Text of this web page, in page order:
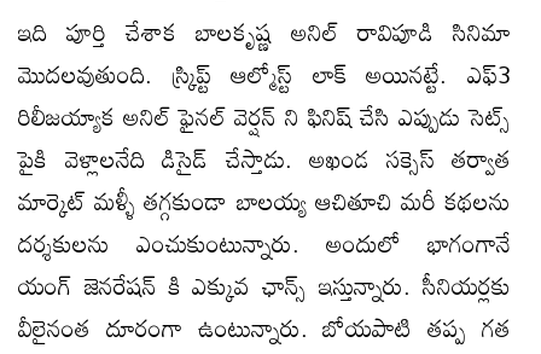
ఇది పూర్తి చేశాక బాలకృష్ణ అనిల్ రావిపూడి సినిమా
మొదలవుతుంది. స్క్రిప్ట్ ఆల్మోస్ట్ లాక్ అయినట్టే. ఎఫ్3
రిలీజయ్యాక అనిల్ ఫైనల్ వెర్షన్ ని ఫినిష్ చేసి ఎప్పుడు సెట్స్
పైకి వెళ్లాలనేది డిసైడ్ చేస్తాడు. అఖండ సక్సెస్ తర్వాత
మార్కెట్ మళ్ళీ తగ్గకుండా బాలయ్య ఆచితూచి మరీ కథలను
దర్శకులను ఎంచుకుంటున్నారు. అందులో భాగంగానే
యంగ్ జెనరేషన్ కి ఎక్కువ ఛాన్స్ ఇస్తున్నారు. సీనియర్లకు
వీలైనంత దూరంగా ఉంటున్నారు. బోయపాటి తప్ప గత